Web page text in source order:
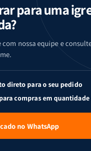
para uma
com nossa equipe e
direto para o seu pedido
compras em quantidade
no WhatsApp